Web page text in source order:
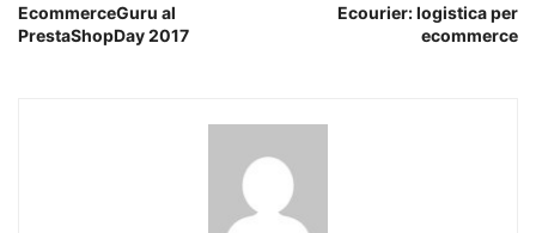
EcommerceGuru al
PrestaShopDay 2017
Ecourier: logistica per
ecommerce